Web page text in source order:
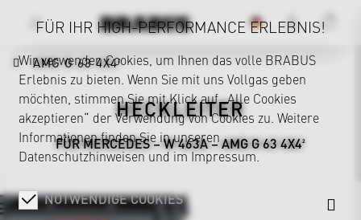
AMG G 63 4X4²
HECKLEITER
FÜR MERCEDES – W 463A – AMG G 63 4X4²
FÜR IHR HIGH-PERFORMANCE ERLEBNIS!
Wir verwenden Cookies, um Ihnen das volle BRABUS
Erlebnis zu bieten. Wenn Sie mit uns Vollgas geben
möchten, stimmen Sie mit Klick auf „Alle Cookies
akzeptieren“ der Verwendung von Cookies zu. Weitere
Informationen finden Sie in unseren
Datenschutzhinweisenund imImpressum.
NOTWENDIGE COOKIES